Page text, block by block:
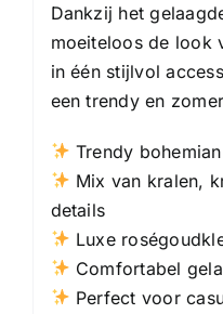
Dankzij het
moeiteloos de look
in één stijlvol
een trendy en
Trendy
Mix van kralen,
details
Luxe
Comfortabel
Perfect voor